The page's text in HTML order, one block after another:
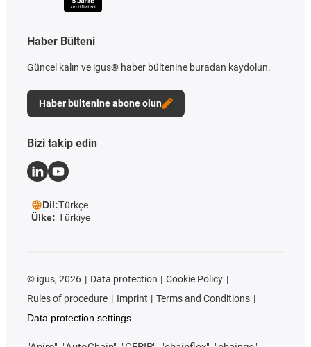
Haber Bülteni
Güncel kalın ve igus® haber bültenine buradan kaydolun.
Haber bültenine abone olun
Bizi takip edin
Dil:Türkçe
Ülke: Türkiye
© igus, 2026 Data protection
Cookie Policy
Rules of procedure
Imprint
Terms and Conditions
Data protection settings